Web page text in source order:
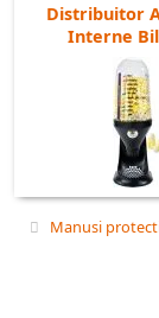
Distribuitor
Interne
Manusi